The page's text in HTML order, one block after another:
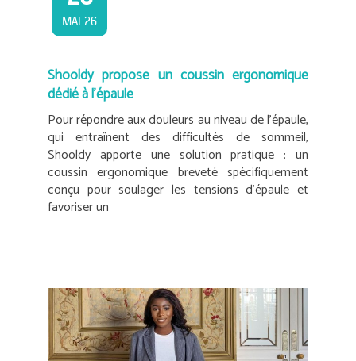
MAI 26
Shooldy propose un coussin ergonomique
dédié à l’épaule
Pour répondre aux douleurs au niveau de l’épaule,
qui entraînent des difficultés de sommeil,
Shooldy apporte une solution pratique : un
coussin ergonomique breveté spécifiquement
conçu pour soulager les tensions d’épaule et
favoriser un